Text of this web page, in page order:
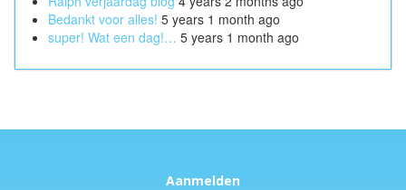
Bedankt voor alles! 5 years 1 month ago
super! Wat een dag!… 5 years 1 month ago
Aanmelden